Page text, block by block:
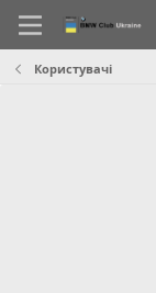
Користувачі